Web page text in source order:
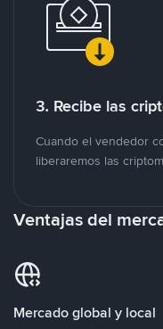
3. Recibe las
Cuando el vendedor
liberaremos las
Ventajas del
Mercado global y local